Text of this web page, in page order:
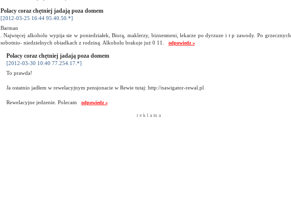
Polacy coraz chętniej jadają poza domem
[2012-03-25 16:44 95.40.50.*]
Barman
. Najwięcej alkoholu wypija sie w poniedziałek, Biorą, maklerzy, biznesmeni, lekarze po dyrzuze i t p zawody. Po grzecznych
sobotnio- niedzielnych obiadkach z rodziną. Alkoholu brakuje już 0 11. odpowiedz »
Polacy coraz chętniej jadają poza domem
[2012-03-30 10:40 77.254.17.*]
To prawda!
Ja ostatnio jadłem w rewelacyjnym pensjonacie w Rewie tutaj: http://nawigator-rewal.pl
Rewelacyjne jedzenie. Polecam odpowiedz »
r e k l a m a